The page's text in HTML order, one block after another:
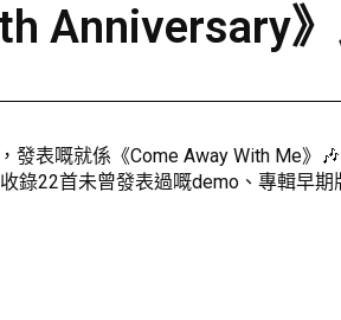
Anniversary
表嘅就係《Come Away With Me》
錄22首未曾發表過嘅demo、專輯早